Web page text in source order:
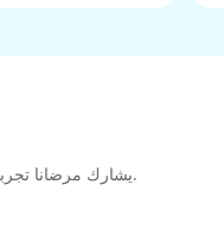
يشارك مرضانا تجربتهم معنا في الحصول على أفضل رعاية صحية عالية الجودة طوال رحلتهم العلاجية لتشكيل رابطة كبيرة للمستقبل.